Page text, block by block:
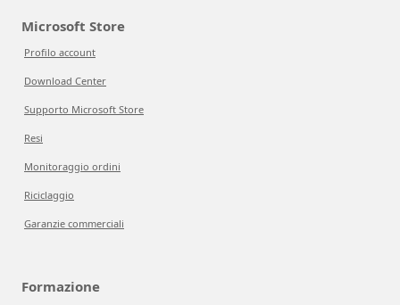
Microsoft Store
Profilo account
Download Center
Supporto Microsoft Store
Resi
Monitoraggio ordini
Riciclaggio
Garanzie commerciali
Formazione